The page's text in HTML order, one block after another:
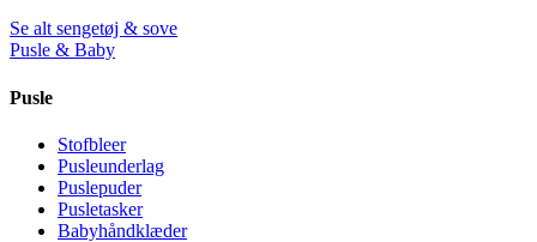
Se alt sengetøj & sove
Pusle & Baby
Pusle
Stofbleer
Pusleunderlag
Puslepuder
Pusletasker
Babyhåndklæder